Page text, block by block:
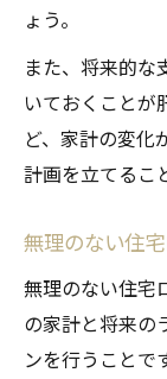
ょう。
また、将来的な
いておくことが
ど、家計の変化
計画を立てるこ
無理のない住
無理のない住宅
の家計と将来の
ンを行うことで